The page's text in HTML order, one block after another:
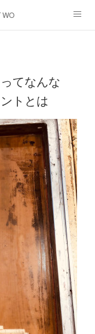
SHOP
イア掲載
てなんな
トとは